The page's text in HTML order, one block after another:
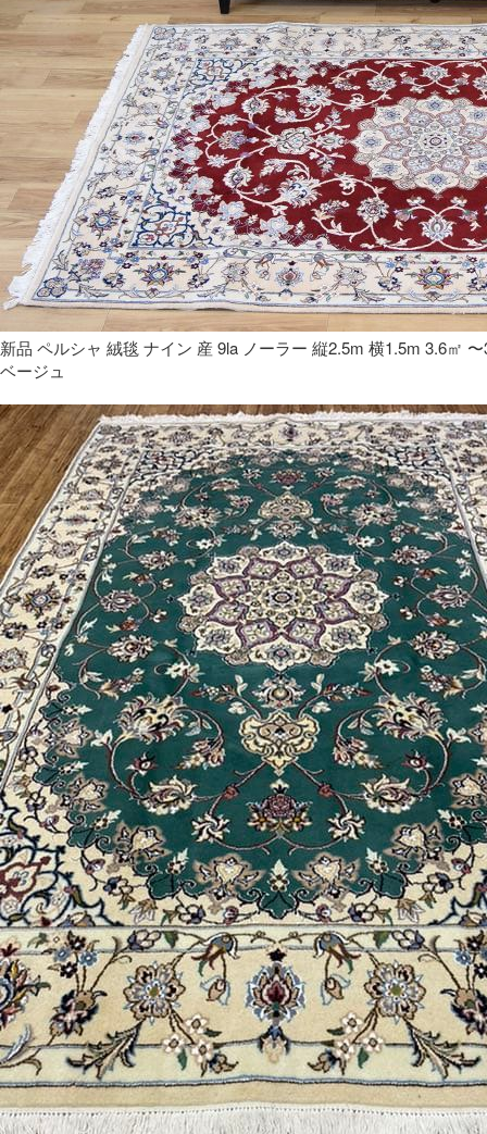
新品 ペルシャ 絨毯 ナイン 産 9la ノーラー 縦2.5m 横1.5m 3.6㎡